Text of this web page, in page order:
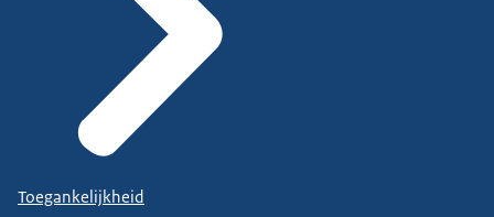
Toegankelijkheid